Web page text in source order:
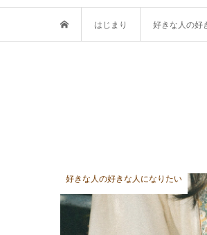
はじまり 好きな人の好
好きな人の好きな人になりたい